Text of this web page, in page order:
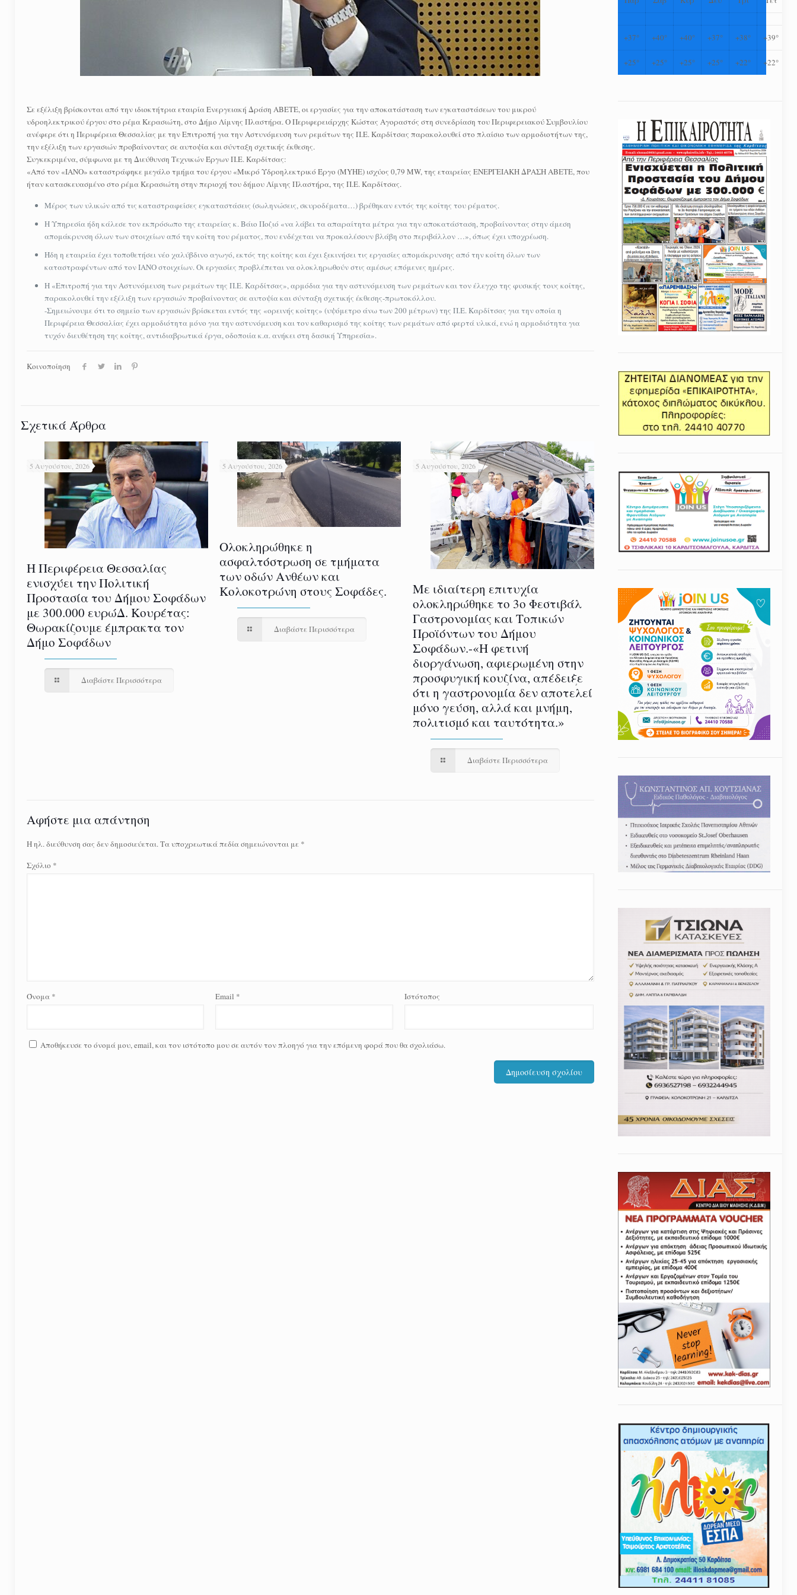
Σε εξέλιξη βρίσκονται από την ιδιοκτήτρια εταιρία Ενεργειακή Δράση ΑΒΕΤΕ, οι εργασίες για την αποκατάσταση των εγκαταστάσεων του μικρού
υδροηλεκτρικού έργου στο ρέμα Κερασιώτη, στο Δήμο Λίμνης Πλαστήρα. Ο Περιφερειάρχης Κώστας Αγοραστός στη συνεδρίαση του Περιφερειακού Συμβουλίου
ανέφερε ότι η Περιφέρεια Θεσσαλίας με την Επιτροπή για την Αστυνόμευση των ρεμάτων της Π.Ε. Καρδίτσας παρακολουθεί στο πλαίσιο των αρμοδιοτήτων της,
την εξέλιξη των εργασιών προβαίνοντας σε αυτοψία και σύνταξη σχετικής έκθεσης.
Συγκεκριμένα, σύμφωνα με τη Διεύθυνση Τεχνικών Έργων Π.Ε. Καρδίτσας:
«Από τον «ΙΑΝΟ» καταστράφηκε μεγάλο τμήμα του έργου «Μικρό Υδροηλεκτρικό Έργο (MYHE) ισχύος 0,79 MW, της εταιρείας ΕΝΕΡΓΕΙΑΚΗ ΔΡΑΣΗ ΑΒΕΤΕ, που
ήταν κατασκευασμένο στο ρέμα Κερασιώτη στην περιοχή του δήμου Λίμνης Πλαστήρα, της Π.Ε. Καρδίτσας.
Μέρος των υλικών από τις καταστραφείσες εγκαταστάσεις (σωληνώσεις, σκυροδέματα…) βρέθηκαν εντός της κοίτης του ρέματος.
Η Υπηρεσία ήδη κάλεσε τον εκπρόσωπο της εταιρείας κ. Βάιο Ποζιό «να λάβει τα απαραίτητα μέτρα για την αποκατάσταση, προβαίνοντας στην άμεση
απομάκρυνση όλων των στοιχείων από την κοίτη του ρέματος, που ενδέχεται να προκαλέσουν βλάβη στο περιβάλλον …», όπως έχει υποχρέωση.
Ήδη η εταιρεία έχει τοποθετήσει νέο χαλύβδινο αγωγό, εκτός της κοίτης και έχει ξεκινήσει τις εργασίες απομάκρυνσης από την κοίτη όλων των
καταστραφέντων από τον ΙΑΝΟ στοιχείων. Οι εργασίες προβλέπεται να ολοκληρωθούν στις αμέσως επόμενες ημέρες.
Η «Επιτροπή για την Αστυνόμευση των ρεμάτων της Π.Ε. Καρδίτσας», αρμόδια για την αστυνόμευση των ρεμάτων και τον έλεγχο της φυσικής τους κοίτης,
παρακολουθεί την εξέλιξη των εργασιών προβαίνοντας σε αυτοψία και σύνταξη σχετικής έκθεσης-πρωτοκόλλου.
-Σημειώνουμε ότι το σημείο των εργασιών βρίσκεται εντός της «ορεινής κοίτης» (υψόμετρο άνω των 200 μέτρων) της Π.Ε. Καρδίτσας για την οποία η
Περιφέρεια Θεσσαλίας έχει αρμοδιότητα μόνο για την αστυνόμευση και τον καθαρισμό της κοίτης των ρεμάτων από φερτά υλικά, ενώ η αρμοδιότητα για
τυχόν διευθέτηση της κοίτης, αντιδιαβρωτικά έργα, οδοποιία κ.α. ανήκει στη δασική Υπηρεσία».
Κοινοποίηση
Σχετικά Άρθρα
5 Αυγούστου, 2026
Η Περιφέρεια Θεσσαλίας
ενισχύει την Πολιτική
Προστασία του Δήμου Σοφάδων
με 300.000 ευρώΔ. Κουρέτας:
Θωρακίζουμε έμπρακτα τον
Δήμο Σοφάδων
Διαβάστε Περισσότερα
5 Αυγούστου, 2026
Ολοκληρώθηκε η
ασφαλτόστρωση σε τμήματα
των οδών Ανθέων και
Κολοκοτρώνη στους Σοφάδες.
Διαβάστε Περισσότερα
5 Αυγούστου, 2026
Με ιδιαίτερη επιτυχία
ολοκληρώθηκε το 3ο Φεστιβάλ
Γαστρονομίας και Τοπικών
Προϊόντων του Δήμου
Σοφάδων.-«Η φετινή
διοργάνωση, αφιερωμένη στην
προσφυγική κουζίνα, απέδειξε
ότι η γαστρονομία δεν αποτελεί
μόνο γεύση, αλλά και μνήμη,
πολιτισμό και ταυτότητα.»
Διαβάστε Περισσότερα
Αφήστε μια απάντηση
Η ηλ. διεύθυνση σας δεν δημοσιεύεται.Τα υποχρεωτικά πεδία σημειώνονται με *
Σχόλιο *
Όνομα * Email * Ιστότοπος
Αποθήκευσε το όνομά μου, email, και τον ιστότοπο μου σε αυτόν τον πλοηγό για την επόμενη φορά που θα σχολιάσω.
+37° +40° +40° +37° +38° +39°
+25° +25° +25° +25° +22° +22°